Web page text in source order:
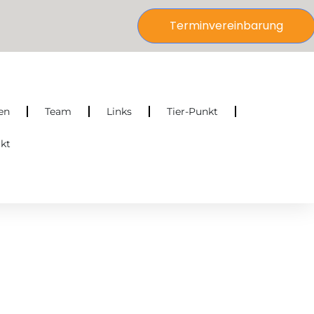
Terminvereinbarung
Team Links Tier-Punkt